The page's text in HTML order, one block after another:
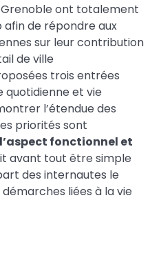
ont totalement
de répondre aux
sur leur contribution
de ville
trois entrées
quotidienne et vie
l’étendue des
priorités sont
l’aspect fonctionnel et
avant tout être simple
des internautes le
liées à la vie